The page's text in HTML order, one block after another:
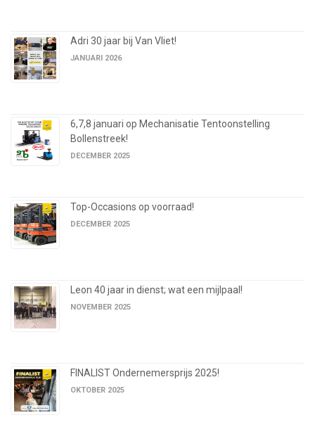
Adri 30 jaar bij Van Vliet!
JANUARI 2026
6,7,8 januari op Mechanisatie Tentoonstelling
Bollenstreek!
DECEMBER 2025
Top-Occasions op voorraad!
DECEMBER 2025
Leon 40 jaar in dienst; wat een mijlpaal!
NOVEMBER 2025
FINALIST Ondernemersprijs 2025!
OKTOBER 2025